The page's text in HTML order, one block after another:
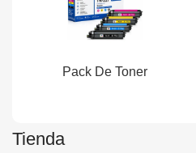
Pack De Toner
Tienda